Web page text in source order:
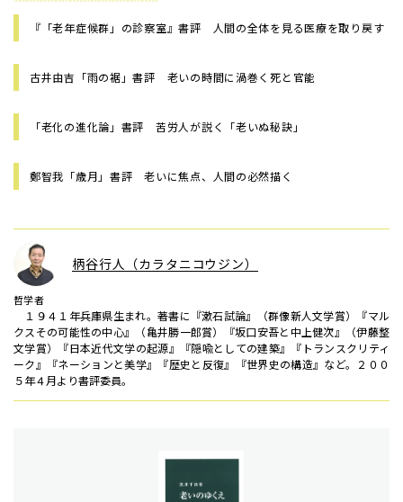
『「老年症候群」の診察室』書評 人間の全体を見る医療を取り戻す
古井由吉「雨の裾」書評 老いの時間に渦巻く死と官能
「老化の進化論」書評 苦労人が説く「老いぬ秘訣」
鄭智我「歳月」書評 老いに焦点、人間の必然描く
柄谷行人（カラタニコウジン）
哲学者
１９４１年兵庫県生まれ。著書に『漱石試論』（群像新人文学賞）『マル
クスその可能性の中心』（亀井勝一郎賞）『坂口安吾と中上健次』（伊藤整
文学賞）『日本近代文学の起源』『隠喩としての建築』『トランスクリティ
ーク』『ネーションと美学』『歴史と反復』『世界史の構造』など。２００
５年４月より書評委員。